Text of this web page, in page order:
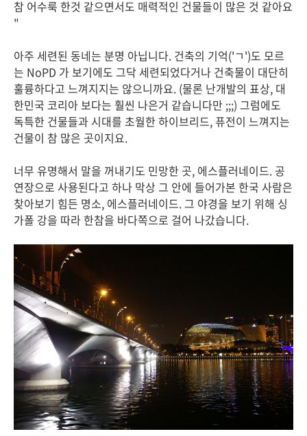
참 어수룩 한것 같으면서도 매력적인 건물들이 많은 것 같아요
"
아주 세련된 동네는 분명 아닙니다. 건축의 기억('ㄱ')도 모르
는 NoPD 가 보기에도 그닥 세련되었다거나 건축물이 대단히
훌륭하다고 느껴지지는 않으니까요. (물론 난개발의 표상, 대
한민국 코리아 보다는 훨씬 나은거 같습니다만 ;;;) 그럼에도
독특한 건물들과 시대를 초월한 하이브리드, 퓨전이 느껴지는
건물이 참 많은 곳이지요.
너무 유명해서 말을 꺼내기도 민망한 곳, 에스플러네이드. 공
연장으로 사용된다고 하나 막상 그 안에 들어가본 한국 사람은
찾아보기 힘든 명소, 에스플러네이드. 그 야경을 보기 위해 싱
가폴 강을 따라 한참을 바다쪽으로 걸어 나갔습니다.